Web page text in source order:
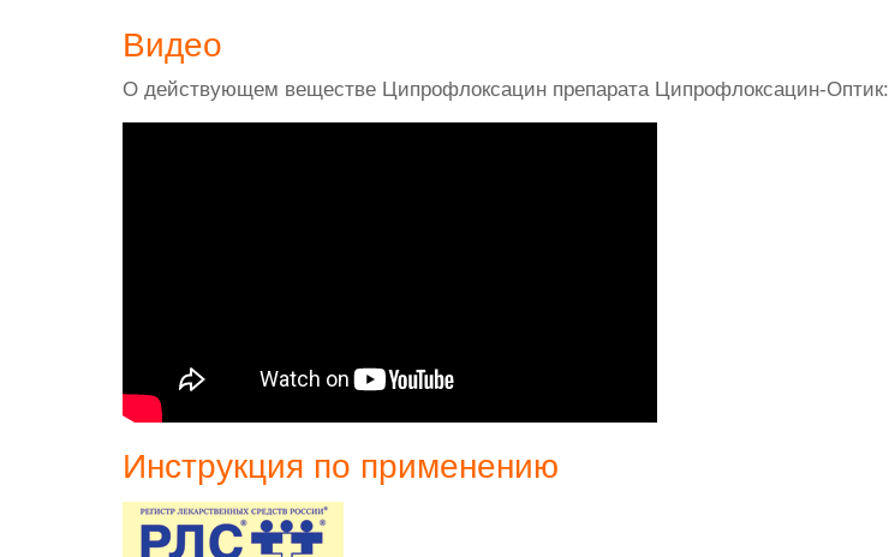
Видео
О действующем веществе Ципрофлоксацин препарата Ципрофлоксацин-Оптик:
Инструкция по применению